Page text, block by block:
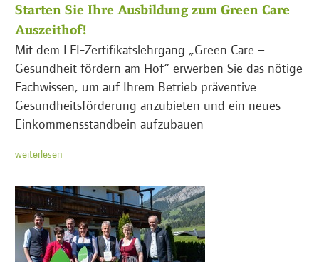
Starten Sie Ihre Ausbildung zum Green Care
Auszeithof!
Mit dem LFI-Zertifikatslehrgang „Green Care –
Gesundheit fördern am Hof“ erwerben Sie das nötige
Fachwissen, um auf Ihrem Betrieb präventive
Gesundheitsförderung anzubieten und ein neues
Einkommensstandbein aufzubauen
weiterlesen